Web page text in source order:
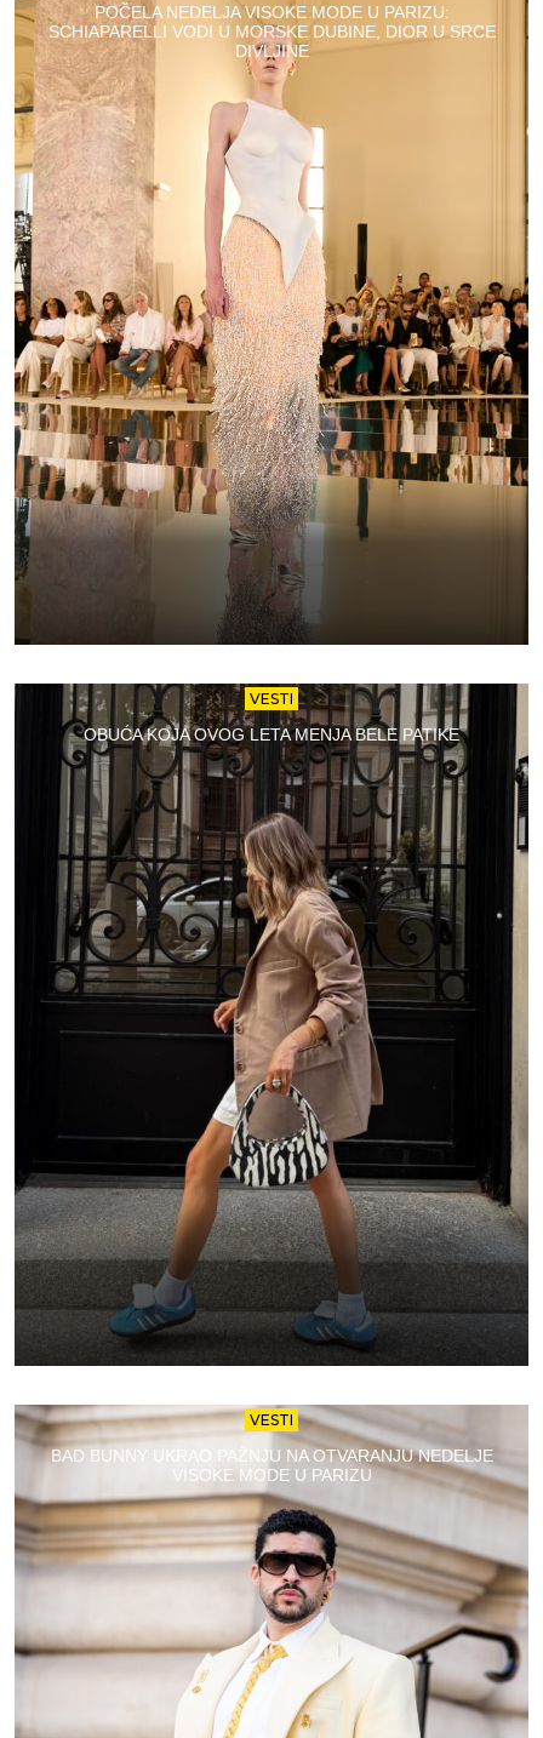
POČELA NEDELJA VISOKE MODE U PARIZU:
SCHIAPARELLI VODI U MORSKE DUBINE, DIOR U SRCE
DIVLJINE
VESTI
OBUĆA KOJA OVOG LETA MENJA BELE PATIKE
VESTI
BAD BUNNY UKRAO PAŽNJU NA OTVARANJU NEDELJE
VISOKE MODE U PARIZU